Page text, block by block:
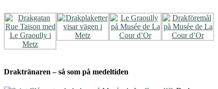
Draktränaren – så som på medeltiden